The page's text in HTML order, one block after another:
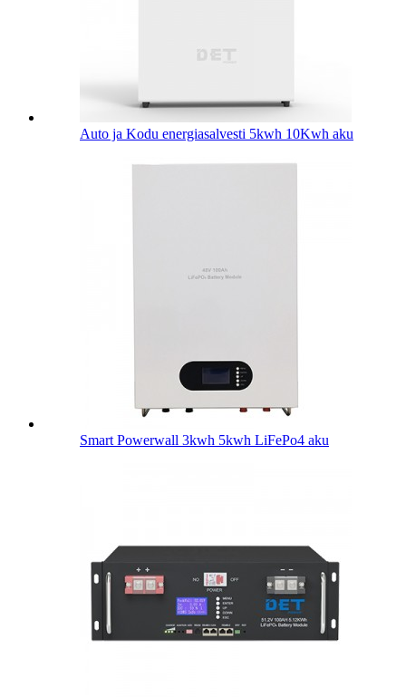
Auto ja Kodu energiasalvesti 5kwh 10Kwh aku
Smart Powerwall 3kwh 5kwh LiFePo4 aku